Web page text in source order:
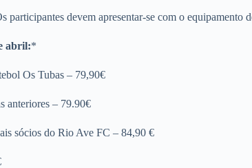
participantes devem apresentar-se com o
abril:*
Os Tubas – 79,90€
anteriores – 79.90€
sócios do Rio Ave FC – 84,90 €